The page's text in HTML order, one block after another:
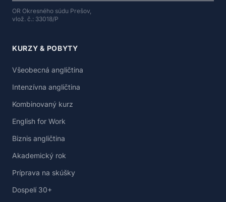
OR Okresného súdu Prešov,
vlož. č.: 33018/P
KURZY & POBYTY
Všeobecná angličtina
Intenzívna angličtina
Kombinovaný kurz
English for Work
Biznis angličtina
Akademický rok
Príprava na skúšky
Dospelí 30+